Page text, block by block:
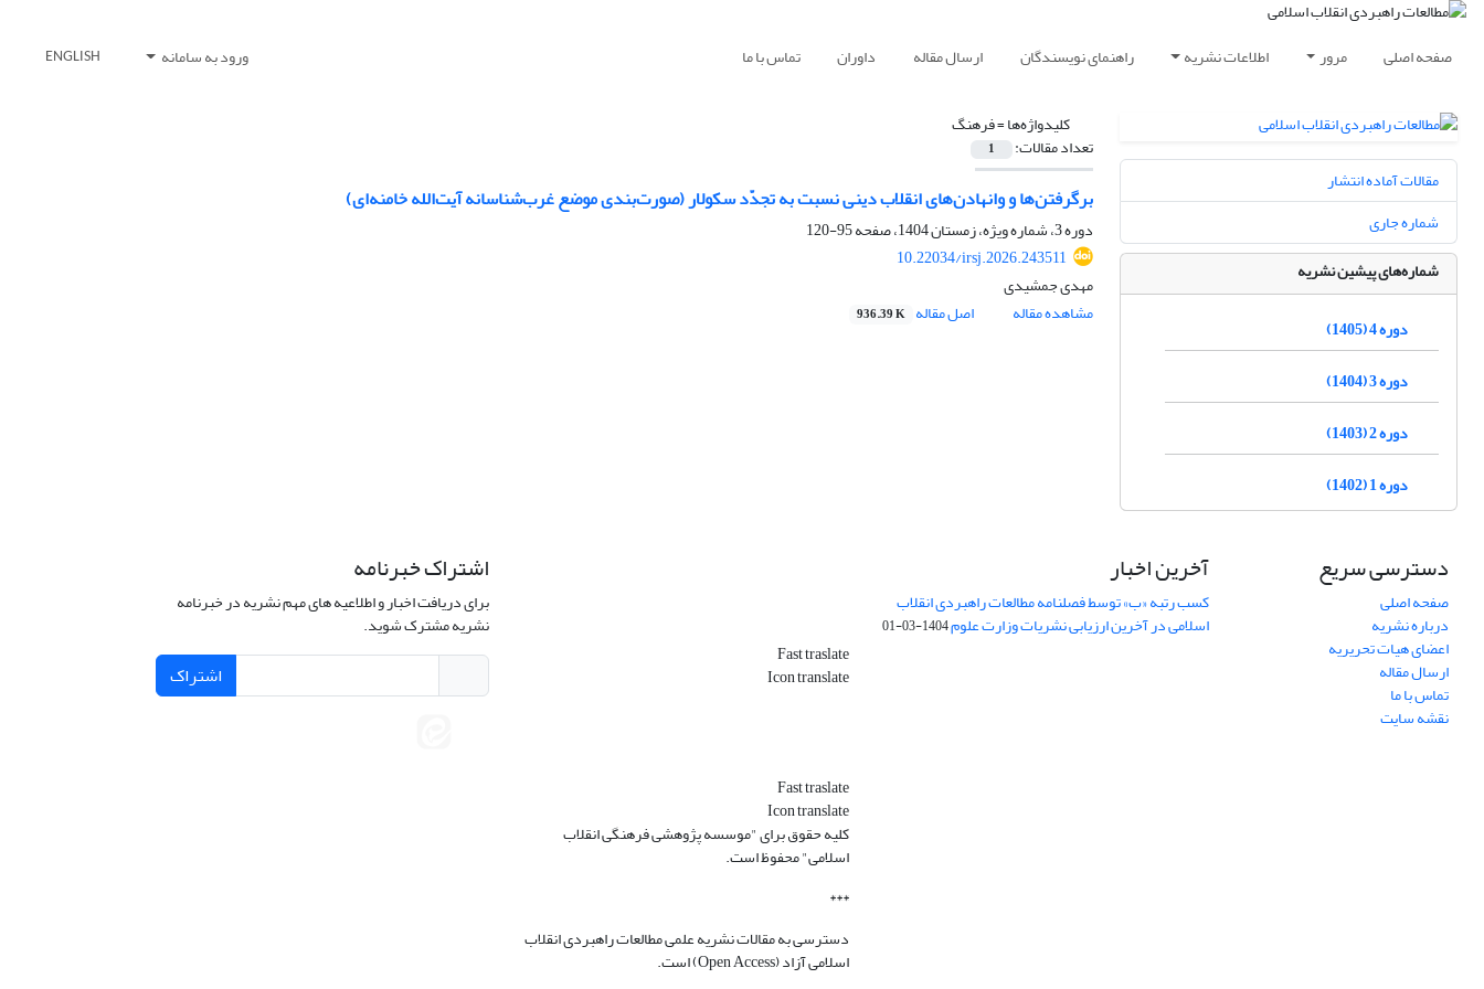
صفحه اصلی مرور اطلاعات نشریه راهنمای نویسندگان ارسال مقاله داوران تماس با ما ورود به سامانه ENGLISH
کلیدواژه‌ها =فرهنگ
تعداد مقالات: 1
برگرفتن‌ها و وانهادن‌های انقلاب دینی نسبت به تجدّد سکولار (صورت‌بندی موضع غرب‌شناسانه آیت‌الله خامنه‌ای)
دوره 3، شماره ویژه، زمستان 1404، صفحه
95-120
10.22034/irsj.2026.243511
مهدی جمشیدی
مشاهده مقاله
اصل مقاله 936.39 K
مقالات آماده انتشار
شماره جاری
شماره‌های پیشین نشریه
دوره 4 (1405)
دوره 3 (1404)
دوره 2 (1403)
دوره 1 (1402)
دسترسی سریع
صفحه اصلی
درباره نشریه
اعضای هیات تحریریه
ارسال مقاله
تماس با ما
نقشه سایت
آخرین اخبار
کسب رتبه «ب» توسط فصلنامه مطالعات راهبردی انقلاب
اسلامی در آخرین ارزیابی نشریات وزارت علوم1404-03-01
Fast traslate
Icon translate
Fast traslate
Icon translate
کلیه حقوق برای "موسسه پژوهشی فرهنگی انقلاب
اسلامی" محفوظ است.
***
دسترسی به مقالات نشریه علمی مطالعات راهبردی انقلاب
اسلامی آزاد (Open Access) است.
اشتراک خبرنامه
برای دریافت اخبار و اطلاعیه های مهم نشریه در خبرنامه
نشریه مشترک شوید.
اشتراک